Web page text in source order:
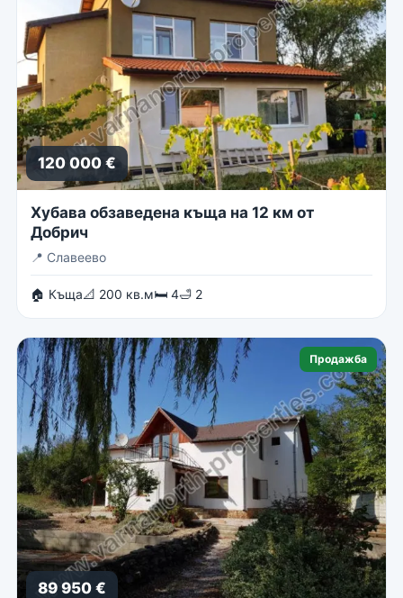
120 000 €
Хубава обзаведена къща на 12 км от
Добрич
📍 Славеево
🏠 Къща📐 200 кв.м🛏 4🛁 2
Продажба
89 950 €